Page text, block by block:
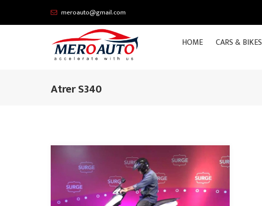
meroauto@gmail.com
HOME CARS & BIKES
Atrer S340